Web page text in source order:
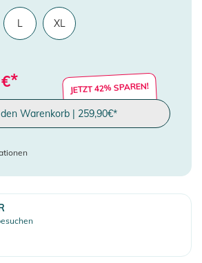
L XL
€* JETZT 42% SPAREN!
Warenkorb | 259,90€*